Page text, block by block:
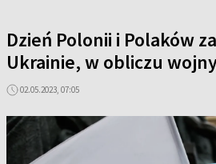
Dzień Polonii i Polaków
Ukrainie, w obliczu
02.05.2023, 07:05